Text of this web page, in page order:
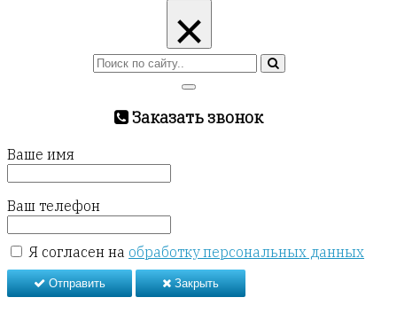
×
Заказать звонок
Ваше имя
Ваш телефон
Я согласен на обработку персональных данных
Отправить Закрыть